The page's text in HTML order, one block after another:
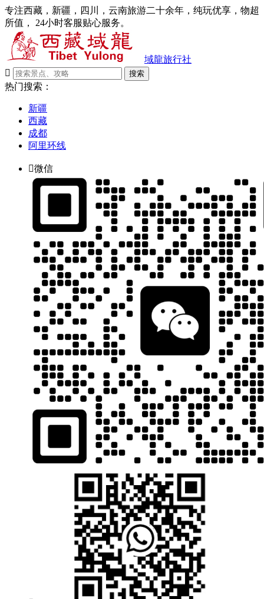
专注西藏，新疆，四川，云南旅游二十余年，纯玩优享，物超
所值， 24小时客服贴心服务。
域龍旅行社

搜索
热门搜索：
新疆
西藏
成都
阿里环线
微信